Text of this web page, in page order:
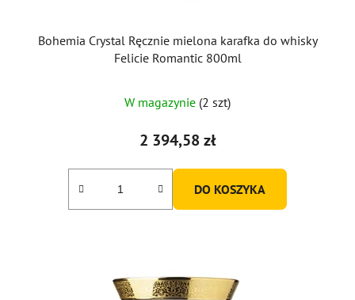
Bohemia Crystal Ręcznie mielona karafka do whisky
Felicie Romantic 800ml
W magazynie (2 szt)
2 394,58 zł
DO KOSZYKA